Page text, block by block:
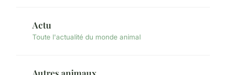
Actu
Toute l'actualité du monde animal
Autres animaux